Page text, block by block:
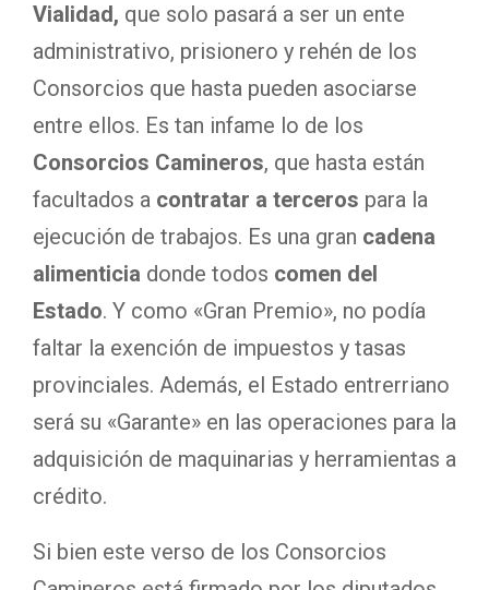
Vialidad, que solo pasará a ser un ente
administrativo, prisionero y rehén de los
Consorcios que hasta pueden asociarse
entre ellos. Es tan infame lo de los
Consorcios Camineros, que hasta están
facultados a contratar a terceros para la
ejecución de trabajos. Es una gran cadena
alimenticia donde todos comen del
Estado. Y como «Gran Premio», no podía
faltar la exención de impuestos y tasas
provinciales. Además, el Estado entrerriano
será su «Garante» en las operaciones para la
adquisición de maquinarias y herramientas a
crédito.
Si bien este verso de los Consorcios